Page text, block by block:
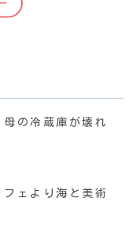
の冷蔵庫が壊れ
ェより海と美術